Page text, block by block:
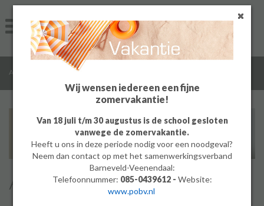
Wij wensen iedereen een fijne
zomervakantie!
Van 18 juli t/m 30 augustus is de school gesloten
vanwege de zomervakantie.
Heeft u ons in deze periode nodig voor een noodgeval?
Neem dan contact op met het samenwerkingsverband
Barneveld-Veenendaal:
Telefoonnummer: 085-0439612 - Website:
www.pobv.nl
Algemeen
Groep 8
Algemeen Technolab
Aanmelden